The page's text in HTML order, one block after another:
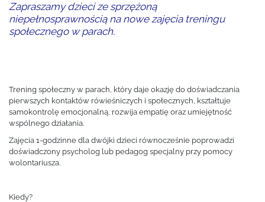
Zapraszamy dzieci ze sprzężoną
niepełnosprawnością na nowe zajęcia treningu
społecznego w parach.
Trening społeczny w parach, który daje okazję do doświadczania
pierwszych kontaktów rówieśniczych i społecznych, kształtuje
samokontrolę emocjonalną, rozwija empatię oraz umiejętność
wspólnego działania.
Zajęcia 1-godzinne dla dwójki dzieci równocześnie poprowadzi
doświadczony psycholog lub pedagog specjalny przy pomocy
wolontariusza.
Kiedy?